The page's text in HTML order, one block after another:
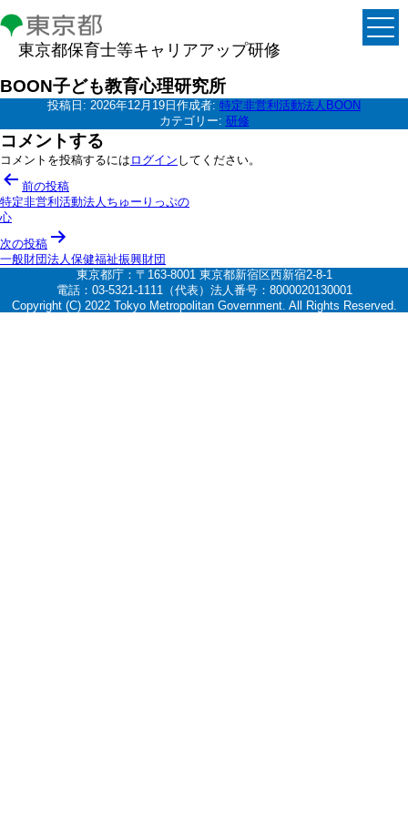
東京都保育士等キャリアアップ研修
BOON子ども教育心理研究所
投稿日: 2026年12月19日 作成者: 特定非営利活動法人BOON
カテゴリー: 研修
コメントする
コメントを投稿するには ログイン してください。
投
稿
ナ
ビ
ゲ
ー
前の投稿
特定非営利活動法人ちゅーりっぷの
心
次の投稿
一般財団法人保健福祉振興財団
東京都庁：〒163-8001 東京都新宿区西新宿2-8-1
電話：03-5321-1111（代表）法人番号：8000020130001
Copyright (C) 2022 Tokyo Metropolitan Government. All Rights Reserved.